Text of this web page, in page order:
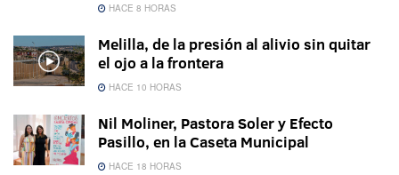
HACE 8 HORAS
Melilla, de la presión al alivio sin quitar
el ojo a la frontera
HACE 10 HORAS
Nil Moliner, Pastora Soler y Efecto
Pasillo, en la Caseta Municipal
HACE 18 HORAS